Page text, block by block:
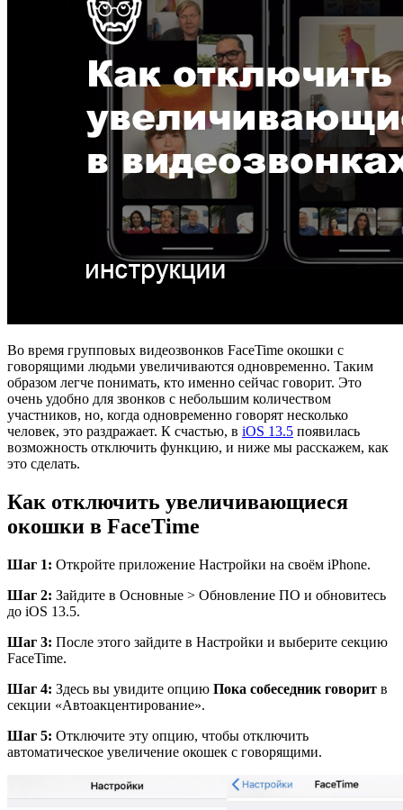
Во время групповых видеозвонков FaceTime окошки с
говорящими людьми увеличиваются одновременно. Таким
образом легче понимать, кто именно сейчас говорит. Это
очень удобно для звонков с небольшим количеством
участников, но, когда одновременно говорят несколько
человек, это раздражает. К счастью, в iOS 13.5 появилась
возможность отключить функцию, и ниже мы расскажем, как
это сделать.
Как отключить увеличивающиеся
окошки в FaceTime
Шаг 1: Откройте приложение Настройки на своём iPhone.
Шаг 2: Зайдите в Основные > Обновление ПО и обновитесь
до iOS 13.5.
Шаг 3: После этого зайдите в Настройки и выберите секцию
FaceTime.
Шаг 4: Здесь вы увидите опцию Пока собеседник говорит в
секции «Автоакцентирование».
Шаг 5: Отключите эту опцию, чтобы отключить
автоматическое увеличение окошек с говорящими.